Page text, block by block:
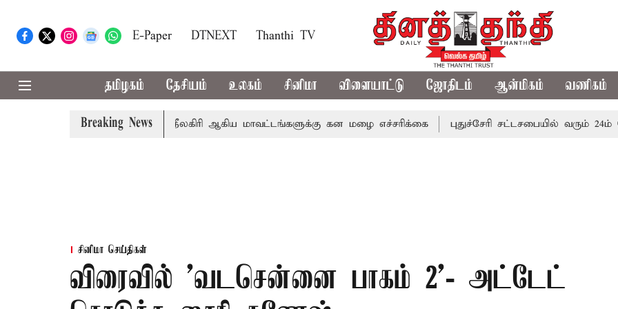
E-Paper DTNEXT Thanthi TV
தமிழகம் தேசியம் உலகம் சினிமா விளையாட்டு ஜோதிடம் ஆன்மிகம் வணிகம்
Breaking News
கோவை, தேனி,நீலகிரி ஆகிய மாவட்டங்களுக்கு கன மழை எச்சரிக்கை புதுச்சேரி சட்டசபையில் வரும் 24ம் தேதி
சினிமா செய்திகள்
விரைவில் 'வடசென்னை பாகம் 2'- அட்டேட்